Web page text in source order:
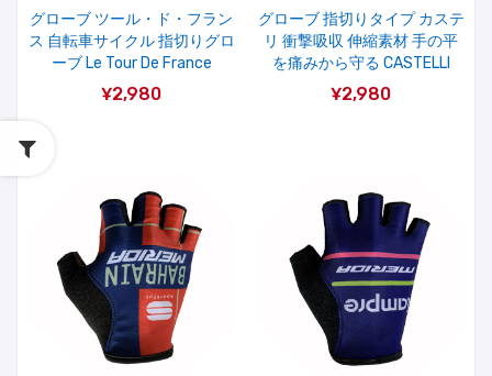
グローブ ツール・ド・フラン
ス 自転車サイクル 指切りグロ
ーブ Le Tour De France
¥2,980
グローブ 指切りタイプ カステ
リ 衝撃吸収 伸縮素材 手の平
を痛みから守る CASTELLI
¥2,980